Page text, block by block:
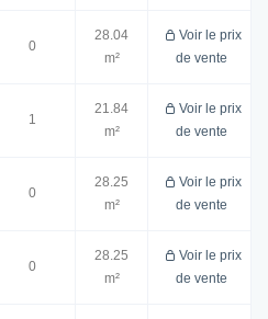
0
28.04
m²
Voir le prix
de vente
1
21.84
m²
Voir le prix
de vente
0
28.25
m²
Voir le prix
de vente
0
28.25
m²
Voir le prix
de vente